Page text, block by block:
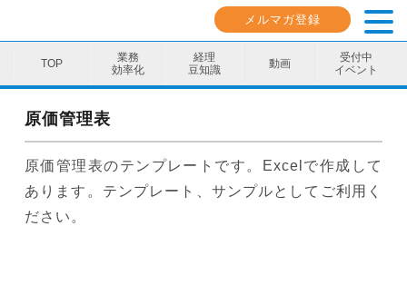
メルマガ登録
業務
効率化
経理
豆知識
動画
受付中
イベント
業務効率化
キャリア・スキル
原価管理表
原価管理表のテンプレートです。Excelで作成して
あります。テンプレート、サンプルとしてご利用く
ださい。